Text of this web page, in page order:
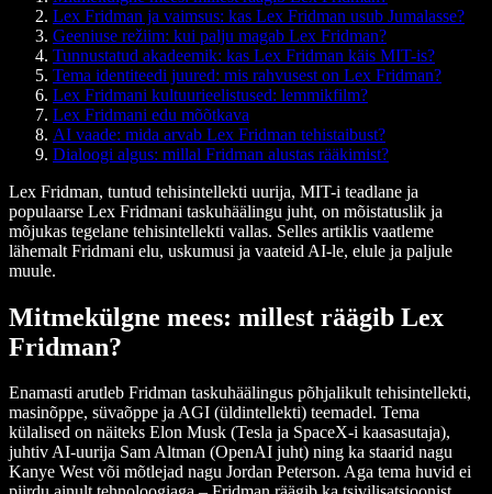
Lex Fridman ja vaimsus: kas Lex Fridman usub Jumalasse?
Geeniuse režiim: kui palju magab Lex Fridman?
Tunnustatud akadeemik: kas Lex Fridman käis MIT-is?
Tema identiteedi juured: mis rahvusest on Lex Fridman?
Lex Fridmani kultuurieelistused: lemmikfilm?
Lex Fridmani edu mõõtkava
AI vaade: mida arvab Lex Fridman tehistaibust?
Dialoogi algus: millal Fridman alustas rääkimist?
Lex Fridman, tuntud tehisintellekti uurija, MIT-i teadlane ja
populaarse Lex Fridmani taskuhäälingu juht, on mõistatuslik ja
mõjukas tegelane tehisintellekti vallas. Selles artiklis vaatleme
lähemalt Fridmani elu, uskumusi ja vaateid AI-le, elule ja paljule
muule.
Mitmekülgne mees: millest räägib Lex
Fridman?
Enamasti arutleb Fridman taskuhäälingus põhjalikult tehisintellekti,
masinõppe, süvaõppe ja AGI (üldintellekti) teemadel. Tema
külalised on näiteks Elon Musk (Tesla ja SpaceX-i kaasasutaja),
juhtiv AI-uurija Sam Altman (OpenAI juht) ning ka staarid nagu
Kanye West või mõtlejad nagu Jordan Peterson. Aga tema huvid ei